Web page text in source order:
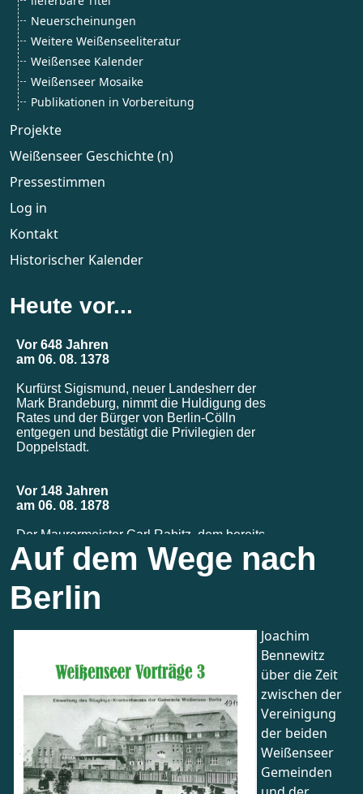
Neuerscheinungen
Weitere Weißenseeliteratur
Weißensee Kalender
Weißenseer Mosaike
Publikationen in Vorbereitung
Projekte
Weißenseer Geschichte (n)
Pressestimmen
Log in
Kontakt
Historischer Kalender
Heute vor...
Auf dem Wege nach
Berlin
Joachim
Bennewitz
über die Zeit
zwischen der
Vereinigung
der beiden
Weißenseer
Gemeinden